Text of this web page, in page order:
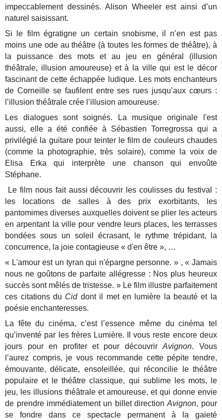
impeccablement dessinés. Alison Wheeler est ainsi d’un
naturel saisissant.
Si le film égratigne un certain snobisme, il n’en est pas
moins une ode au théâtre (à toutes les formes de théâtre), à
la puissance des mots et au jeu en général (illusion
théâtrale, illusion amoureuse) et à la ville qui est le décor
fascinant de cette échappée ludique. Les mots enchanteurs
de Corneille se faufilent entre ses rues jusqu’aux cœurs :
l’illusion théâtrale crée l’illusion amoureuse.
Les dialogues sont soignés.
La musique originale l'est
aussi, elle a été confiée à Sébastien Torregrossa qui a
privilégié la guitare pour teinter le film de couleurs chaudes
(comme la photographie, très solaire), comme la voix de
Elisa Erka qui interprète une chanson qui envoûte
Stéphane.
Le film nous fait aussi découvrir les coulisses du festival :
les locations de salles à des prix exorbitants, les
pantomimes diverses auxquelles doivent se plier les acteurs
en arpentant la ville pour vendre leurs places, les terrasses
bondées sous un soleil écrasant, le rythme trépidant, la
concurrence, la joie contagieuse « d'en être », …
« L'amour est un tyran qui n'épargne personne. » , « Jamais
nous ne goûtons de parfaite allégresse : Nos plus heureux
succès sont mêlés de tristesse. » Le film illustre parfaitement
ces citations du Cid dont il met en lumière la beauté et la
poésie enchanteresses.
La fête du cinéma, c’est l’essence même du cinéma tel
qu’inventé par les frères Lumière. Il vous reste encore deux
jours pour en profiter et pour découvrirAvignon. Vous
l’aurez compris, je vous recommande cette pépite tendre,
émouvante, délicate, ensoleillée, qui réconcilie le théâtre
populaire et le théâtre classique, qui sublime les mots, le
jeu, les illusions théâtrale et amoureuse, et qui donne envie
de prendre immédiatement un billet directionAvignon, pour
se fondre dans ce spectacle permanent à la gaieté